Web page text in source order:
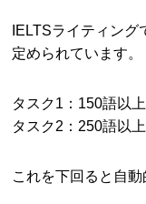
IELTSライティング
定められています。
タスク1：150語以上
タスク2：250語以上
これを下回ると自動